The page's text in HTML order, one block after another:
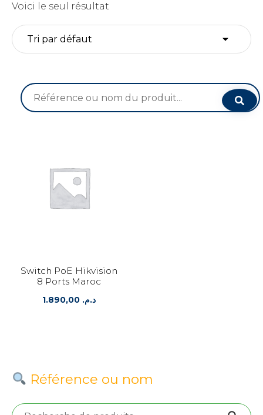
Voici le seul résultat
Recherche
pour :
Switch PoE Hikvision
8 Ports Maroc
د.م.
Référence ou nom
Recherche pour :